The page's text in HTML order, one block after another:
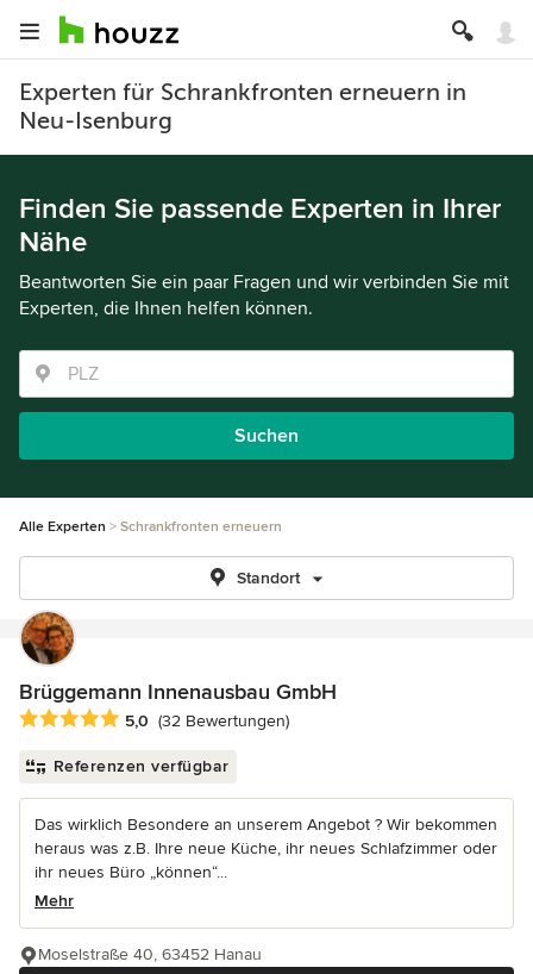
Experten für Schrankfronten erneuern in
Neu-Isenburg
Finden Sie passende Experten in Ihrer
Nähe
Beantworten Sie ein paar Fragen und wir verbinden Sie mit
Experten, die Ihnen helfen können.
Suchen
Alle Experten Schrankfronten erneuern
Standort
Brüggemann Innenausbau GmbH
Durchschnittliche Bewertung: 5 von 5 Sternen
5,0 (32 Bewertungen)
Referenzen verfügbar
Das wirklich Besondere an unserem Angebot ? Wir bekommen
heraus was z.B. Ihre neue Küche, ihr neues Schlafzimmer oder
ihr neues Büro „können“...
Mehr
Moselstraße 40, 63452 Hanau